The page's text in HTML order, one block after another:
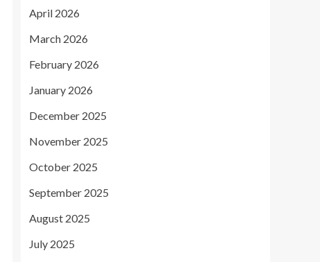
April 2026
March 2026
February 2026
January 2026
December 2025
November 2025
October 2025
September 2025
August 2025
July 2025